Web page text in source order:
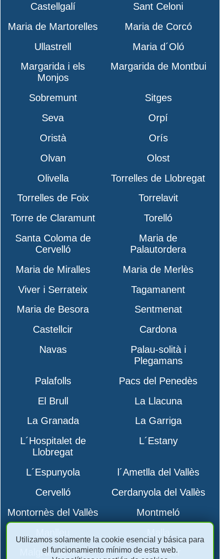
Castellgalí
Sant Celoni
Maria de Martorelles
Maria de Corcó
Ullastrell
Maria d´Oló
Margarida i els
Monjos
Margarida de Montbui
Sobremunt
Sitges
Seva
Orpí
Oristà
Orís
Olvan
Olost
Olivella
Torrelles de Llobregat
Torrelles de Foix
Torrelavit
Torre de Claramunt
Torelló
Santa Coloma de
Cervelló
Maria de
Palautordera
Maria de Miralles
Maria de Merlès
Viver i Serrateix
Tagamanent
Maria de Besora
Sentmenat
Castellcir
Cardona
Navas
Palau-solità i
Plegamans
Palafolls
Pacs del Penedès
El Brull
La Llacuna
La Granada
La Garriga
L´Hospitalet de
Llobregat
L´Estany
L´Espunyola
l´Ametlla del Vallès
Cervelló
Cerdanyola del Vallès
Montornès del Vallès
Montmeló
Malgrat de Mar
Santpedor
Utilizamos solamente la cookie esencial y básica para
el funcionamiento mínimo de esta web.